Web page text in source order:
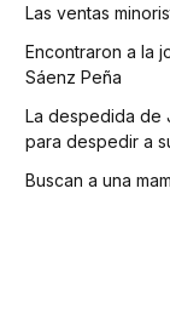
Las ventas
Encontraron a la
Sáenz Peña
La despedida de
para despedir a
Buscan a una